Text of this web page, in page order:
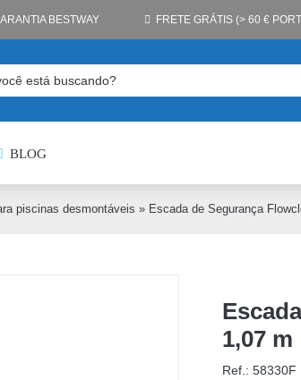
BLOG
BESTWAY FRETE GRÁTIS (> 60 €
piscinas desmontáveis » Escada de Segurança
1,07 m
Ref.: 58330F